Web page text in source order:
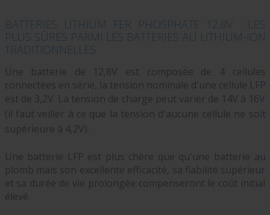
BATTERIES LITHIUM FER PHOSPHATE 12,8V : LES
PLUS SÛRES PARMI LES BATTERIES AU LITHIUM-ION
TRADITIONNELLES
Une batterie de 12,8V est composée de 4 cellules
connectées en série, la tension nominale d'une cellule LFP
est de 3,2V. La tension de charge peut varier de 14V à 16V
(il faut veiller à ce que la tension d'aucune cellule ne soit
supérieure à 4,2V).
Une batterie LFP est plus chère que qu'une batterie au
plomb mais son excellente efficacité, sa fiabilité supérieur
et sa durée de vie prolongée compenseront le coût initial
élevé.